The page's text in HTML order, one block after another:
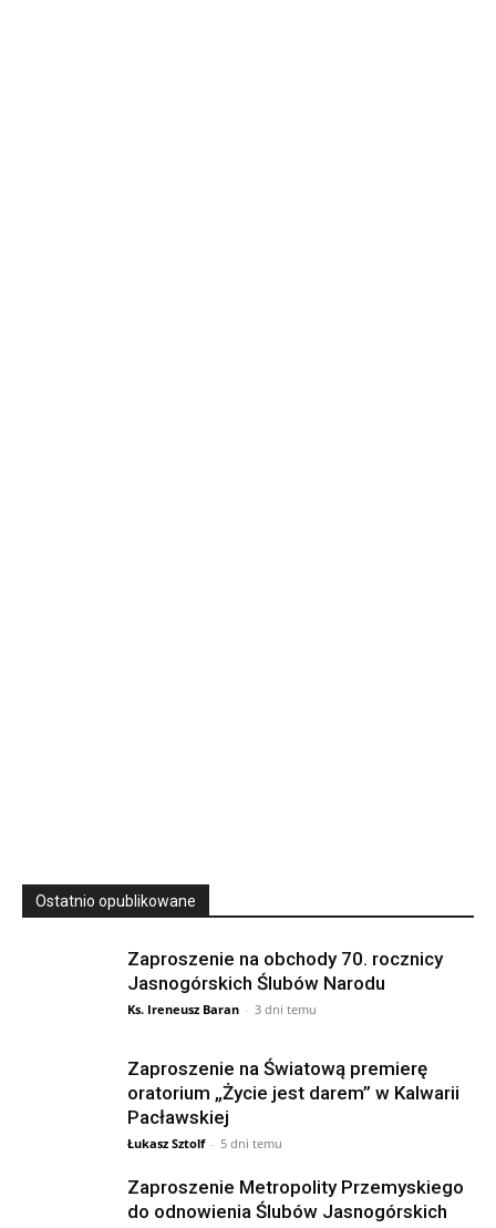
Ostatnio opublikowane
Zaproszenie na obchody 70. rocznicy
Jasnogórskich Ślubów Narodu
Ks. Ireneusz Baran - 3 dni temu
Zaproszenie na Światową premierę
oratorium „Życie jest darem” w Kalwarii
Pacławskiej
Łukasz Sztolf - 5 dni temu
Zaproszenie Metropolity Przemyskiego
do odnowienia Ślubów Jasnogórskich